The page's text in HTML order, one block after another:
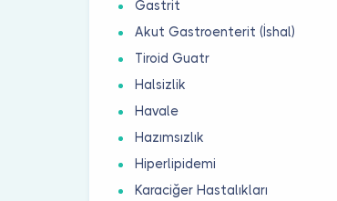
Gastrit
Akut Gastroenterit (İshal)
Tiroid Guatr
Halsizlik
Havale
Hazımsızlık
Hiperlipidemi
Karaciğer Hastalıkları